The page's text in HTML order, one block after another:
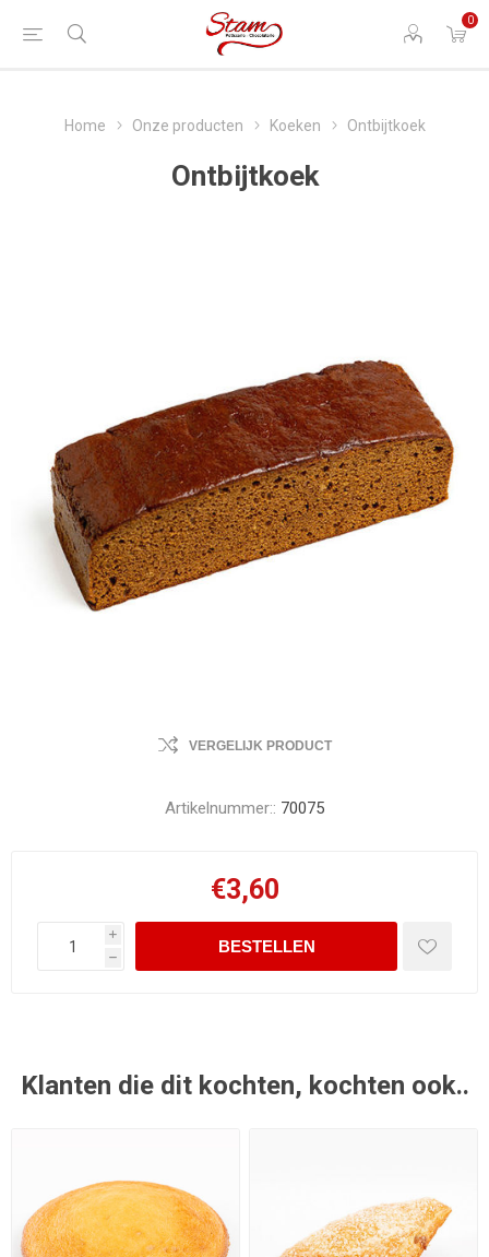
0
Home Onze producten Koeken Ontbijtkoek
Ontbijtkoek
VERGELIJK PRODUCT
Artikelnummer:: 70075
€3,60
i
h
Klanten die dit kochten, kochten ook..